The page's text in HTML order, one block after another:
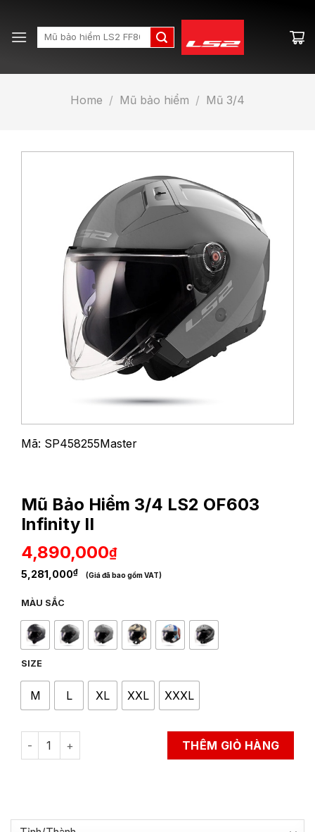
content
Search
for:
Home / Mũ bảo hiểm / Mũ 3/4
Mã: SP458255Master
Mũ Bảo Hiểm 3/4 LS2 OF603
Infinity II
4,890,000₫
5,281,000₫ (Giá đã bao gồm VAT)
MÀU SẮC
SIZE
M L XL XXL XXXL
Mũ Bảo Hiểm 3/4 LS2 OF603 Infinity II quantity
THÊM GIỎ HÀNG